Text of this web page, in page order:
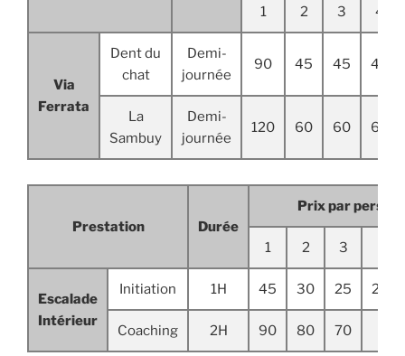
1 2 3 4
Via
Ferrata
Dent du
chat
Demi-
journée
90 45 45 45
La
Sambuy
Demi-
journée
120 60 60 60
Prestation Durée
Prix par
1 2 3
Escalade
Intérieur
Initiation 1H 45 30 25 22.5
Coaching 2H 90 80 70